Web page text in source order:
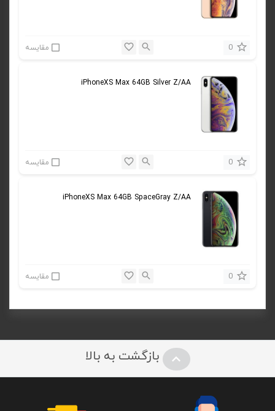
0 مقایسه
iPhoneXS Max 64GB Silver Z/AA
0 مقایسه
iPhoneXS Max 64GB SpaceGray Z/AA
0 مقایسه
بازگشت به بالا